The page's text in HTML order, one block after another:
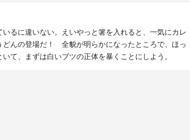
るに違いない。えいやっと箸を入れると、一気にカレ
どんの登場だ！ 全貌が明らかになったところで、ほっ
て、まずは白いブツの正体を暴くことにしよう。